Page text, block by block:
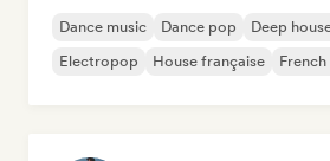
Dance music Dance pop Deep
Electropop
House française French